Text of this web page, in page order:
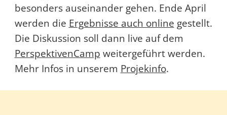
besonders auseinander gehen. Ende April
werden die Ergebnisse auch online gestellt.
Die Diskussion soll dann live auf dem
PerspektivenCamp weitergeführt werden.
Mehr Infos in unserem Projekinfo.